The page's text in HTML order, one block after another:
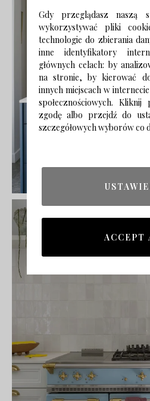
Gdy przeglądasz naszą
wykorzystywać pliki
technologie do zbierania
inne identyfikatory
głównych celach: by
na stronie, by kierować
innych miejscach w
społecznościowych.
zgodę albo przejdź do
szczegółowych wyborów co
ACCEPT